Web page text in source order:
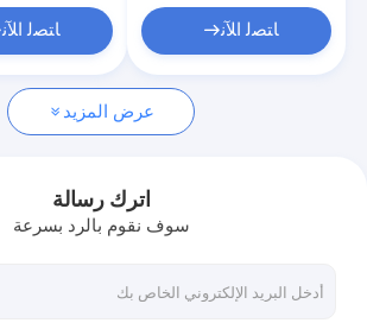
القضايا
الخياطة الدائرية المستخدمة
الخط المستخدم لتصفيف طبقة الطحن
ﺎﺘﺼﻟ ﺍﻶﻧ ﺎﺘﺼﻟ ﺍﻶﻧ
عرض المزيد
اترك رسالة
سوف نقوم بالرد بسرعة